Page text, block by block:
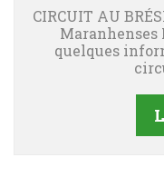
CIRCUIT AU
Maranhenses
quelques